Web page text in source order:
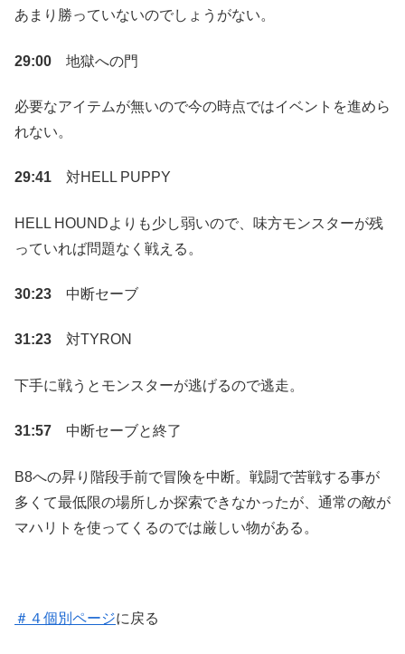
あまり勝っていないのでしょうがない。
29:00 地獄への門
必要なアイテムが無いので今の時点ではイベントを進めら
れない。
29:41 対HELL PUPPY
HELL HOUNDよりも少し弱いので、味方モンスターが残
っていれば問題なく戦える。
30:23 中断セーブ
31:23 対TYRON
下手に戦うとモンスターが逃げるので逃走。
31:57 中断セーブと終了
B8への昇り階段手前で冒険を中断。戦闘で苦戦する事が
多くて最低限の場所しか探索できなかったが、通常の敵が
マハリトを使ってくるのでは厳しい物がある。
＃４個別ページに戻る